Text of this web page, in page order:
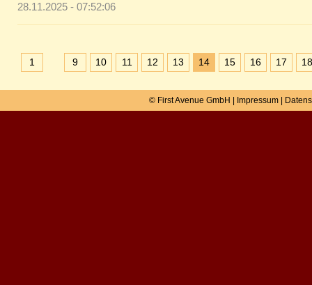
28.11.2025 - 07:52:06
1 9 10 11 12 13 14 15 16 17 18
© First Avenue GmbH | Impressum